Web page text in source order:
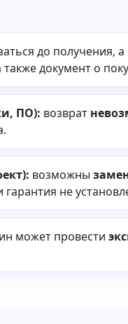
до получения,
документ о
ПО): возврат
возможны
гарантия не
может провести